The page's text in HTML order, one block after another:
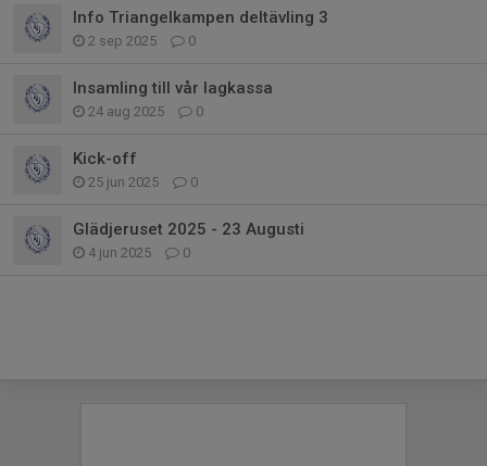
Info Triangelkampen deltävling 3
2 sep 2025 0
Insamling till vår lagkassa
24 aug 2025 0
Kick-off
25 jun 2025 0
Glädjeruset 2025 - 23 Augusti
4 jun 2025 0